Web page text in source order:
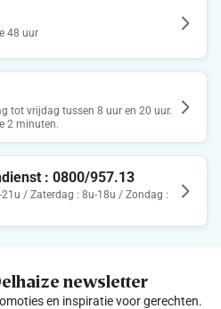
48 uur
tot vrijdag tussen 8 uur en 20 uur.
2 minuten.
: 0800/957.13
/ Zaterdag : 8u-18u / Zondag :
newsletter
en inspiratie voor gerechten.